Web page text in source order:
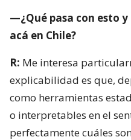
—¿Qué pasa con esto
acá en Chile?
R: Me interesa
explicabilidad es que,
como herramientas
o interpretables en el
perfectamente cuáles